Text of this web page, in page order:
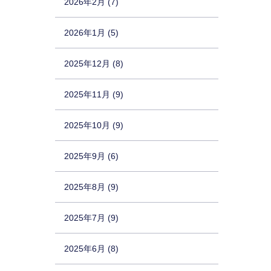
2026年1月 (5)
2025年12月 (8)
2025年11月 (9)
2025年10月 (9)
2025年9月 (6)
2025年8月 (9)
2025年7月 (9)
2025年6月 (8)